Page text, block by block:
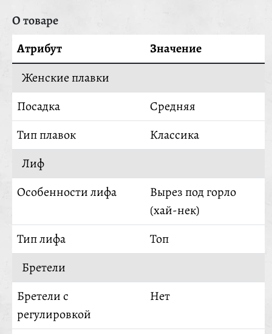
О товаре
Атрибут
Значение
Женские плавки
Посадка
Средняя
Тип плавок
Классика
Лиф
Особенности лифа
Вырез под горло
(хай-нек)
Тип лифа
Топ
Бретели
Бретели с
регулировкой
Нет